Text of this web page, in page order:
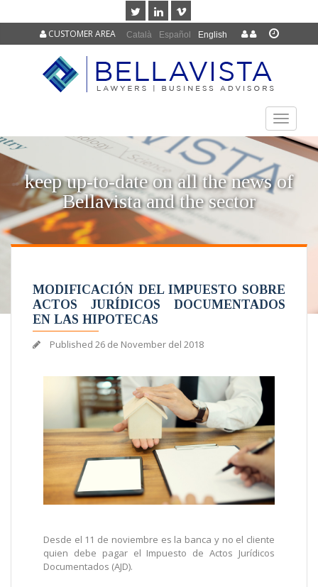
Català Español English
CUSTOMER AREA
TOGGLE
keep up-to-date on all the news of
Bellavista and the sector
MODIFICACIÓN DEL IMPUESTO SOBRE
ACTOS JURÍDICOS DOCUMENTADOS
EN LAS HIPOTECAS
Published 26 de November del 2018
Desde el 11 de noviembre es la banca y no el cliente
quien debe pagar el Impuesto de Actos Jurídicos
Documentados (AJD).